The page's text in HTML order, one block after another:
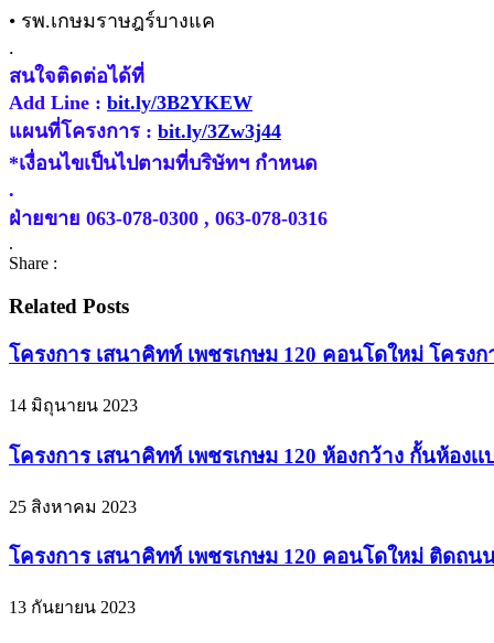
• รพ.เกษมราษฎร์บางแค
.
สนใจติดต่อได้ที่
Add Line : bit.ly/3B2YKEW
แผนที่โครงการ : bit.ly/3Zw3j44
*เงื่อนไขเป็นไปตามที่บริษัทฯ กำหนด
.
ฝ่ายขาย 063-078-0300 , 063-078-0316
.
Share :
Related Posts
โครงการ เสนาคิทท์ เพชรเกษม 120 คอนโดใหม่ โครง
14 มิถุนายน 2023
โครงการ เสนาคิทท์ เพชรเกษม 120 ห้องกว้าง กั้นห้องเ
25 สิงหาคม 2023
โครงการ เสนาคิทท์ เพชรเกษม 120 คอนโดใหม่ ติดถน
13 กันยายน 2023